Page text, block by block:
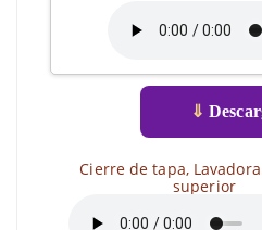
⇓
Cierre de tapa,
superior